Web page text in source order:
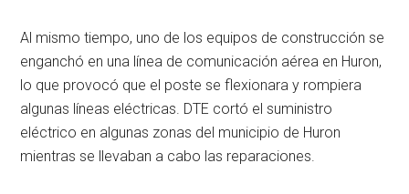
Al mismo tiempo, uno de los equipos de construcción se
enganchó en una línea de comunicación aérea en Huron,
lo que provocó que el poste se flexionara y rompiera
algunas líneas eléctricas. DTE cortó el suministro
eléctrico en algunas zonas del municipio de Huron
mientras se llevaban a cabo las reparaciones.